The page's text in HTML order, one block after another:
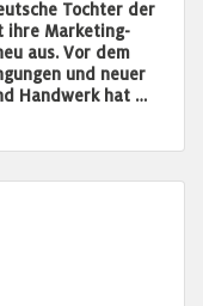
Tochter der
ihre Marketing-
aus. Vor dem
und neuer
Handwerk hat …